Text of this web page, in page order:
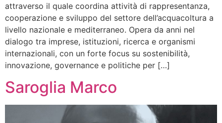
attraverso il quale coordina attività di rappresentanza,
cooperazione e sviluppo del settore dell’acquacoltura a
livello nazionale e mediterraneo. Opera da anni nel
dialogo tra imprese, istituzioni, ricerca e organismi
internazionali, con un forte focus su sostenibilità,
innovazione, governance e politiche per […]
Saroglia Marco